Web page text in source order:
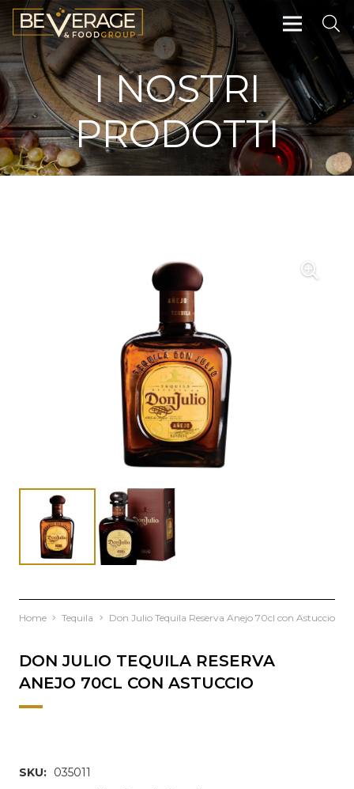
I NOSTRI
PRODOTTI
Home Tequila Don Julio Tequila Reserva Anejo 70cl con Astuccio
DON JULIO TEQUILA RESERVA
ANEJO 70CL CON ASTUCCIO
SKU: 035011